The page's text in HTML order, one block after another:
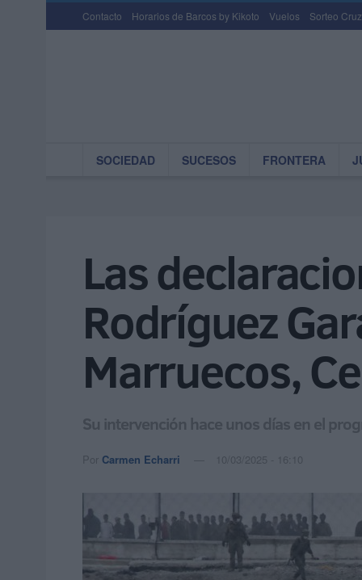
Contacto Horarios de Barcos by Kikoto Vuelos Sorteo
SOCIEDAD SUCESOS FRONTERA
Las
Rodríguez
Marruecos,
Su intervención hace unos días en el
Por Carmen Echarri 10/03/2025 - 16:10